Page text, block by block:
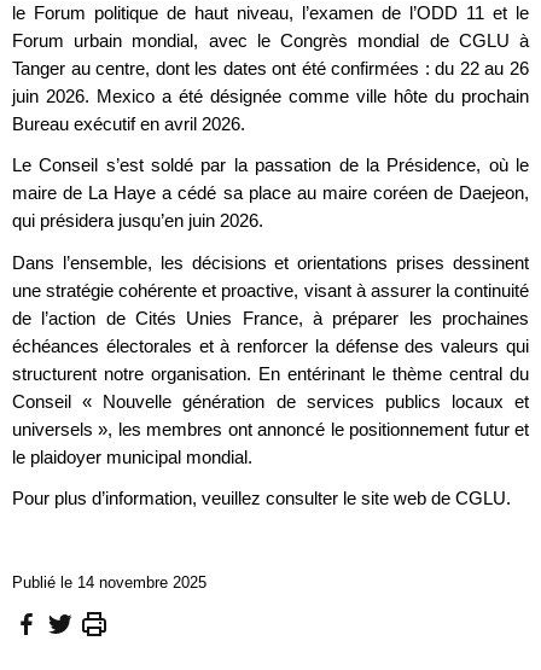
le Forum politique de haut niveau, l’examen de l’ODD 11 et le
Forum urbain mondial, avec le Congrès mondial de CGLU à
Tanger au centre, dont les dates ont été confirmées : du 22 au 26
juin 2026. Mexico a été désignée comme ville hôte du prochain
Bureau exécutif en avril 2026.
Le Conseil s’est soldé par la passation de la Présidence, où le
maire de La Haye a cédé sa place au maire coréen de Daejeon,
qui présidera jusqu’en juin 2026.
Dans l’ensemble, les décisions et orientations prises dessinent
une stratégie cohérente et proactive, visant à assurer la continuité
de l’action de Cités Unies France, à préparer les prochaines
échéances électorales et à renforcer la défense des valeurs qui
structurent notre organisation. En entérinant le thème central du
Conseil « Nouvelle génération de services publics locaux et
universels », les membres ont annoncé le positionnement futur et
le plaidoyer municipal mondial.
Pour plus d’information, veuillez consulter le site web de CGLU.
Publié le 14 novembre 2025